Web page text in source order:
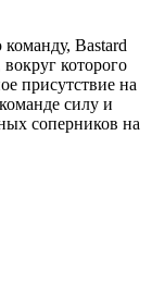
Bastard
которого
присутствие на
силу и
соперников на